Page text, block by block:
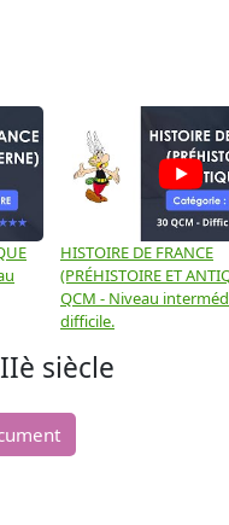
HISTOIRE DE FRANCE
(PRÉHISTOIRE ET
QCM - Niveau
difficile.
siècle